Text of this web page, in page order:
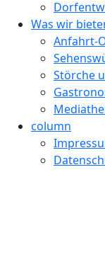
Was wir
Anfahrt-
Störche
column